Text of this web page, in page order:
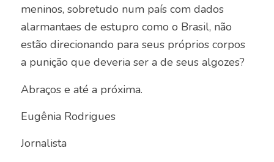
meninos, sobretudo num país com dados
alarmantaes de estupro como o Brasil, não
estão direcionando para seus próprios corpos
a punição que deveria ser a de seus algozes?
Abraços e até a próxima.
Eugênia Rodrigues
Jornalista